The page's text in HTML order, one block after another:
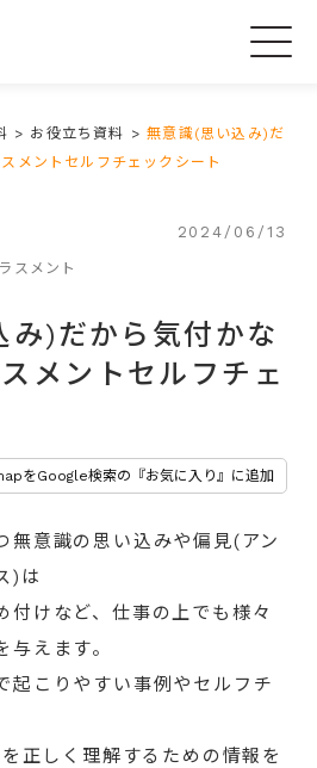
> お役立ち資料 >無意識(思い込み)だ
メントセルフチェックシート
スメント
2024/06/13
み)だから気付かな
メントセルフチェ
をGoogle検索の『お気に入り』に追加
無意識の思い込みや偏見(アン
)は
付けなど、仕事の上でも様々
与えます。
起こりやすい事例やセルフチ
正しく理解するための情報を